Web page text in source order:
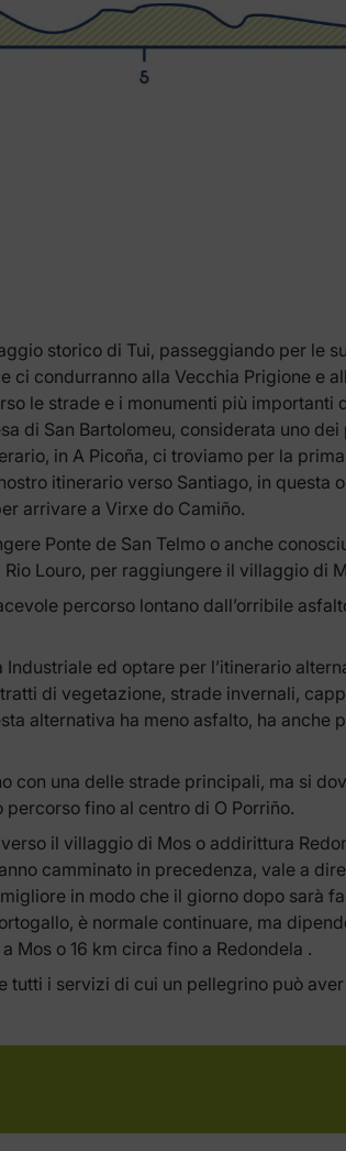
storico di Tui, passeggiando per le
ci condurranno alla Vecchia Prigione e
le strade e i monumenti più importanti
di San Bartolomeu, considerata uno
in A Picoña, ci troviamo per la
itinerario verso Santiago, in questa
arrivare a Virxe do Camiño.
Ponte de San Telmo o anche
Louro, per raggiungere il villaggio di
percorso lontano dall’orribile
ed optare per l’itinerario
di vegetazione, strade invernali,
alternativa ha meno asfalto, ha anche
con una delle strade principali, ma si
fino al centro di O Porriño.
il villaggio di Mos o addirittura
camminato in precedenza, vale a
in modo che il giorno dopo sarà
è normale continuare, ma
Mos o 16 km circa fino a Redondela .
tutti i servizi di cui un pellegrino può